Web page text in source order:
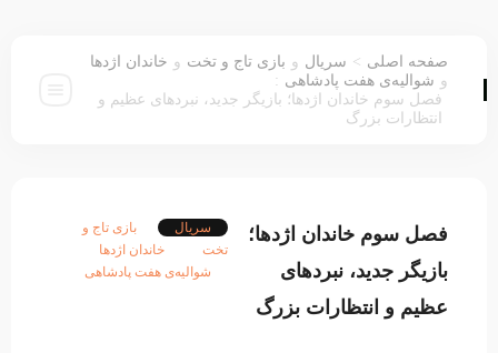
صفحه اصلی > سریال و بازی تاج و تخت و خاندان اژدها
و شوالیه‌ی هفت پادشاهی :
فصل سوم خاندان اژدها؛ بازیگر جدید، نبردهای عظیم و
انتظارات بزرگ
فصل سوم خاندان اژدها؛
بازیگر جدید، نبردهای
عظیم و انتظارات بزرگ
سریال
بازی تاج و
تخت
خاندان اژدها
شوالیه‌ی هفت پادشاهی